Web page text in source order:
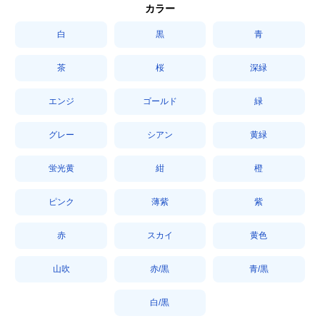
カラー
白 黒 青
茶 桜 深緑
エンジ ゴールド 緑
グレー シアン 黄緑
蛍光黄 紺 橙
ピンク 薄紫 紫
赤 スカイ 黄色
山吹 赤/黒 青/黒
白/黒